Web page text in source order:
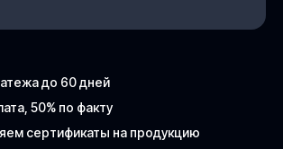
до 60 дней
50% по факту
сертификаты на продукцию